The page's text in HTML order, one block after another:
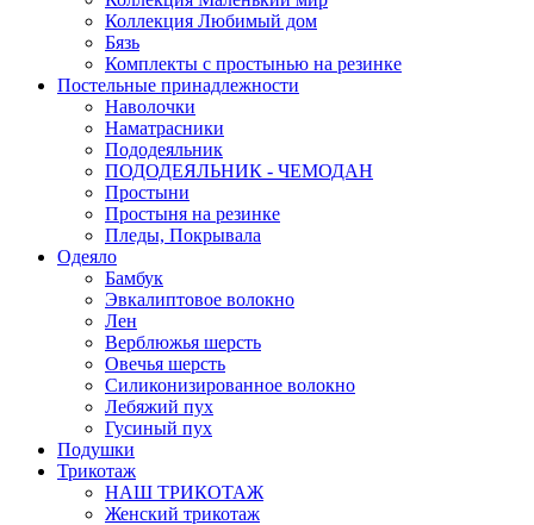
Коллекция Любимый дом
Бязь
Комплекты с простынью на резинке
Постельные принадлежности
Наволочки
Наматрасники
Пододеяльник
ПОДОДЕЯЛЬНИК - ЧЕМОДАН
Простыни
Простыня на резинке
Пледы, Покрывала
Одеяло
Бамбук
Эвкалиптовое волокно
Лен
Верблюжья шерсть
Овечья шерсть
Силиконизированное волокно
Лебяжий пух
Гусиный пух
Подушки
Трикотаж
НАШ ТРИКОТАЖ
Женский трикотаж